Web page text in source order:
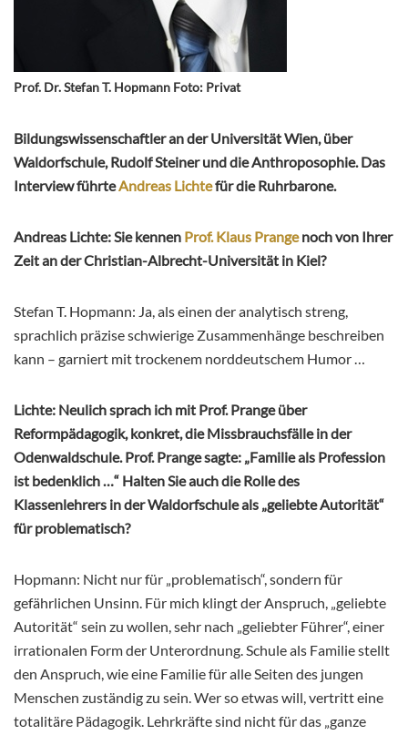
Prof. Dr. Stefan T. Hopmann Foto: Privat
Bildungswissenschaftler an der Universität Wien, über
Waldorfschule, Rudolf Steiner und die Anthroposophie. Das
Interview führteAndreas Lichtefür die Ruhrbarone.
Andreas Lichte: Sie kennen Prof. Klaus Prangenoch von Ihrer
Zeit an der Christian-Albrecht-Universität in Kiel?
Stefan T. Hopmann: Ja, als einen der analytisch streng,
sprachlich präzise schwierige Zusammenhänge beschreiben
kann – garniert mit trockenem norddeutschem Humor …
Lichte: Neulich sprach ich mit Prof. Prange über
Reformpädagogik, konkret, die Missbrauchsfälle in der
Odenwaldschule. Prof. Prange sagte: „Familie als Profession
ist bedenklich …“ Halten Sie auch die Rolle des
Klassenlehrers in der Waldorfschule als „geliebte Autorität“
für problematisch?
Hopmann: Nicht nur für „problematisch“, sondern für
gefährlichen Unsinn. Für mich klingt der Anspruch, „geliebte
Autorität“ sein zu wollen, sehr nach „geliebter Führer“, einer
irrationalen Form der Unterordnung. Schule als Familie stellt
den Anspruch, wie eine Familie für alle Seiten des jungen
Menschen zuständig zu sein. Wer so etwas will, vertritt eine
totalitäre Pädagogik. Lehrkräfte sind nicht für das „ganze